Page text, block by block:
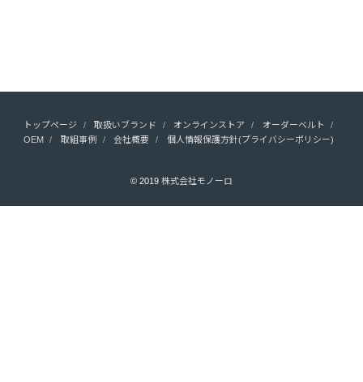
トップページ 取扱いブランド オンラインストア
オーダーベルト
OEM
取組事例 会社概要 個人情報保護方針(プライバシーポリシー)
© 2019 株式会社モノーロ